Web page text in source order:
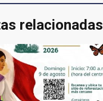
relacionadas